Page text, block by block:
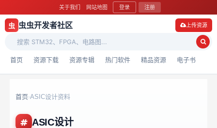
关于我们 网站地图 登录 注册
虫 虫虫开发者社区
首页 资源下载 资源专辑 热门软件 精品资源 电子书
上传资源
首页›ASIC设计资料
ASIC设计